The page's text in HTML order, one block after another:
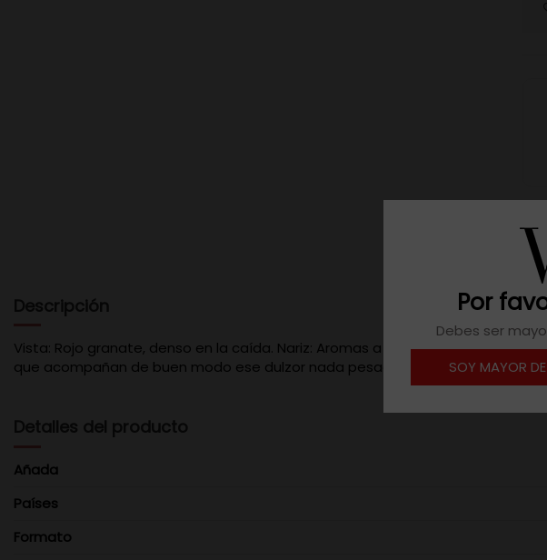
Por
Debes ser
SOY MAYOR
Descripción
Vista: Rojo granate, denso en la caída. Nariz: Aromas a higos secos,
que acompañan de buen modo ese dulzor nada pesado. Sabroso recuerdo
Detalles del producto
Añada
Países
Formato